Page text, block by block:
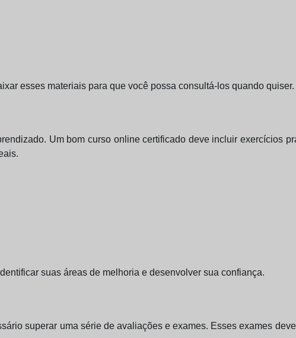
esses materiais para que você possa consultá-los quando quiser.
Um bom curso online certificado deve incluir exercícios
suas áreas de melhoria e desenvolver sua confiança.
superar uma série de avaliações e exames. Esses exames